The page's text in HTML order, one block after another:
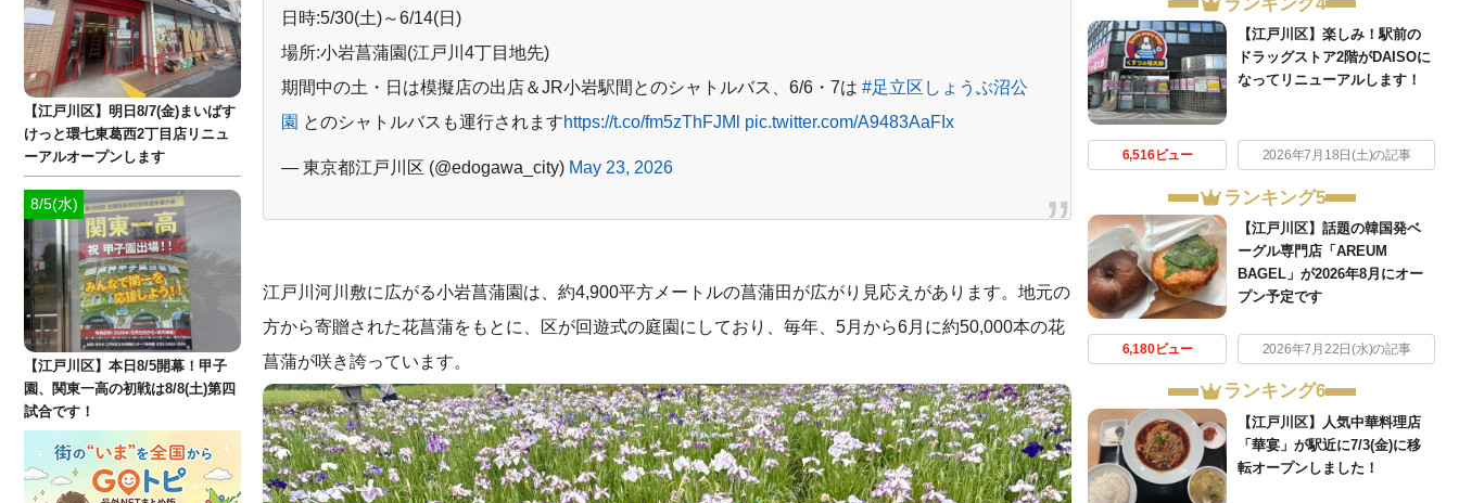
日時:5/30(土)～6/14(日)
場所:小岩菖蒲園(江戸川4丁目地先)
期間中の土・日は模擬店の出店＆JR小岩駅間とのシャトルバス、6/6・7は#足立区しょうぶ沼公
園 とのシャトルバスも運行されますhttps://t.co/fm5zThFJMl pic.twitter.com/A9483AaFIx
— 東京都江戸川区 (@edogawa_city) May 23, 2026
江戸川河川敷に広がる小岩菖蒲園は、約4,900平方メートルの菖蒲田が広がり見応えがあります。地元の
方から寄贈された花菖蒲をもとに、区が回遊式の庭園にしており、毎年、5月から6月に約50,000本の花
菖蒲が咲き誇っています。
【江戸川区】楽しみ！駅前の
ドラッグストア2階がDAISOに
なってリニューアルします！
6,516ビュー 2026年7月18日(土)の記事
ランキング5
【江戸川区】話題の韓国発ベ
ーグル専門店「AREUM
BAGEL」が2026年8月にオー
プン予定です
6,180ビュー 2026年7月22日(水)の記事
ランキング6
【江戸川区】人気中華料理店
「華宴」が駅近に7/3(金)に移
転オープンしました！
【江戸川区】明日8/7(金)まいばす
けっと環七東葛西2丁目店リニュ
ーアルオープンします
8/5(水)
【江戸川区】本日8/5開幕！甲子
園、関東一高の初戦は8/8(土)第四
試合です！